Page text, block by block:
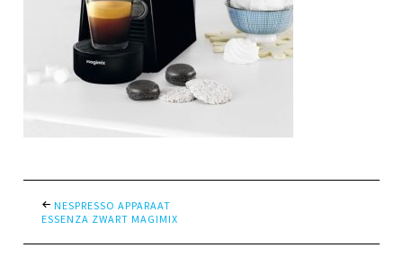
NESPRESSO APPARAAT
ESSENZA ZWART MAGIMIX